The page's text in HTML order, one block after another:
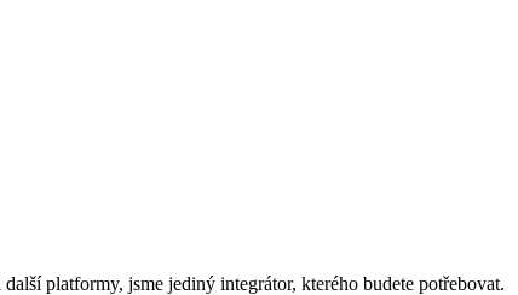
platformy, jsme jediný integrátor, kterého budete potřebovat.